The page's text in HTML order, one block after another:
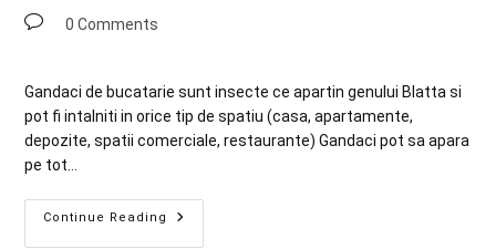
0 Comments
Gandaci de bucatarie sunt insecte ce apartin genului Blatta si
pot fi intalniti in orice tip de spatiu (casa, apartamente,
depozite, spatii comerciale, restaurante) Gandaci pot sa apara
pe tot…
Continue Reading